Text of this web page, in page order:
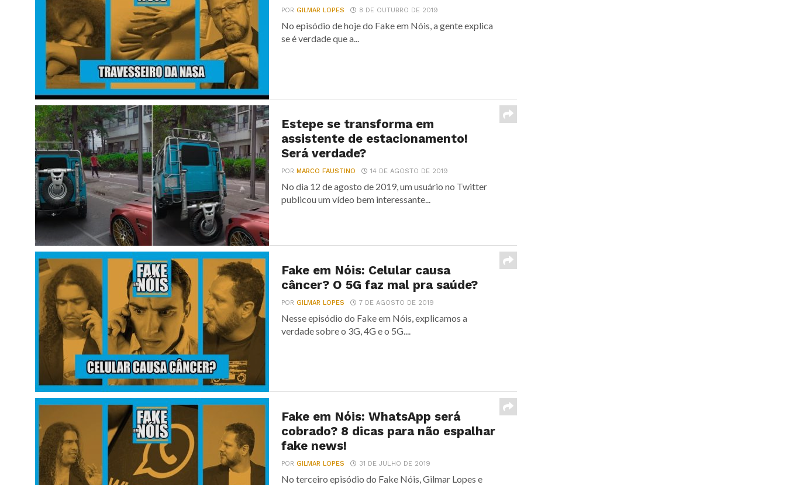
PORGILMAR LOPES 8 DE OUTUBRO DE 2019
No episódio de hoje do Fake em Nóis, a gente explica
se é verdade que a...
Estepe se transforma em
assistente de estacionamento!
Será verdade?
PORMARCO FAUSTINO 14 DE AGOSTO DE 2019
No dia 12 de agosto de 2019, um usuário no Twitter
publicou um vídeo bem interessante...
Fake em Nóis: Celular causa
câncer? O 5G faz mal pra saúde?
PORGILMAR LOPES 7 DE AGOSTO DE 2019
Nesse episódio do Fake em Nóis, explicamos a
verdade sobre o 3G, 4G e o 5G....
Fake em Nóis: WhatsApp será
cobrado? 8 dicas para não espalhar
fake news!
PORGILMAR LOPES 31 DE JULHO DE 2019
No terceiro episódio do Fake Nóis, Gilmar Lopes e